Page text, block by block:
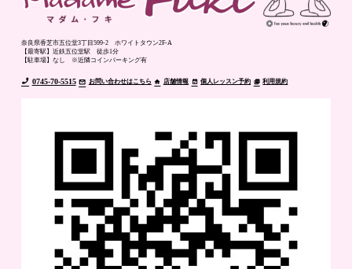
奈良県香芝市五位堂3丁目599-2 ホワイトタウン2F-A
【最寄駅】近鉄五位堂駅 徒歩1分
【駐車場】なし ※近隣コインパーキング有
0745-70-5515 お問い合わせはこちら 店舗情報 個人レッスン予約 利用規約